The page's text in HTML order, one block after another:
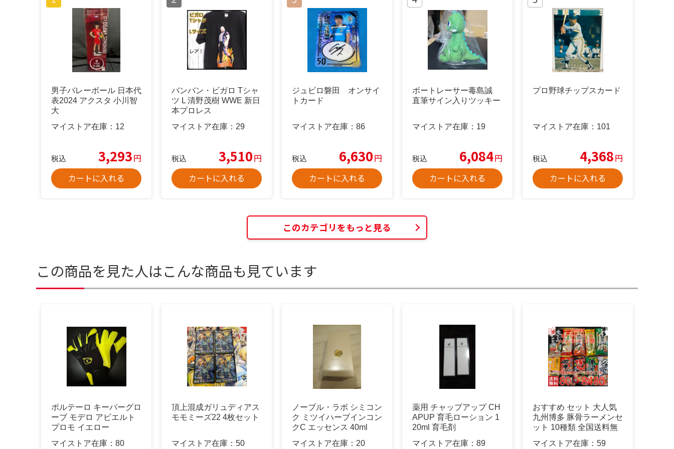
男子バレーボール 日本代
表2024 アクスタ 小川智
大
マイストア在庫： 12
税込 3,293円
カートに入れる
バンバン・ビガロ Tシャ
ツ L 清野茂樹 WWE 新日
本プロレス
マイストア在庫： 29
税込 3,510円
カートに入れる
ジュビロ磐田 オンサイ
トカード
マイストア在庫： 86
税込 6,630円
カートに入れる
ボートレーサー毒島誠
直筆サイン入りツッキー
マイストア在庫： 19
税込 6,084円
カートに入れる
プロ野球チップスカード
マイストア在庫： 101
税込 4,368円
カートに入れる
このカテゴリをもっと見る
この商品を見た人はこんな商品も見ています
ポルテーロ キーパーグロ
ーブ モデロ アビエルト
プロモ イエロー
マイストア在庫： 80
頂上混成ガリュディアス
モモミーズ22 4枚セット
マイストア在庫： 50
ノーブル・ラボ シミコン
ク ミツイハーブインコン
クC エッセンス 40ml
マイストア在庫： 20
薬用 チャップアップ CH
APUP 育毛ローション 1
20ml 育毛剤
マイストア在庫： 89
おすすめ セット 大人気
九州博多 豚骨ラーメンセ
ット 10種類 全国送料無
マイストア在庫： 59